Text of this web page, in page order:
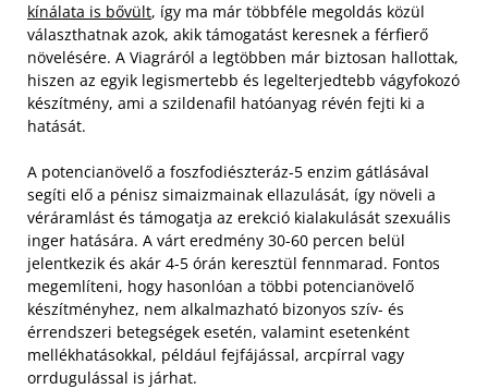
kínálata is bővült, így ma már többféle megoldás közül
választhatnak azok, akik támogatást keresnek a férfierő
növelésére. A Viagráról a legtöbben már biztosan hallottak,
hiszen az egyik legismertebb és legelterjedtebb vágyfokozó
készítmény, ami a szildenafil hatóanyag révén fejti ki a
hatását.
A potencianövelő a foszfodiészteráz-5 enzim gátlásával
segíti elő a pénisz simaizmainak ellazulását, így növeli a
véráramlást és támogatja az erekció kialakulását szexuális
inger hatására. A várt eredmény 30-60 percen belül
jelentkezik és akár 4-5 órán keresztül fennmarad. Fontos
megemlíteni, hogy hasonlóan a többi potencianövelő
készítményhez, nem alkalmazható bizonyos szív- és
érrendszeri betegségek esetén, valamint esetenként
mellékhatásokkal, például fejfájással, arcpírral vagy
orrdugulással is járhat.